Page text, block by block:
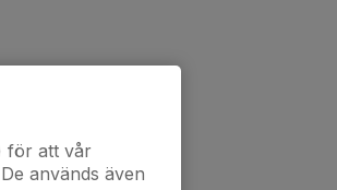
för att vår
används även